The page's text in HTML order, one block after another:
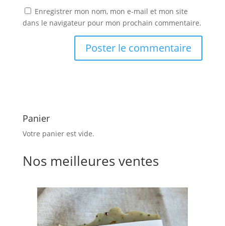
Enregistrer mon nom, mon e-mail et mon site
dans le navigateur pour mon prochain commentaire.
Panier
Votre panier est vide.
Nos meilleures ventes